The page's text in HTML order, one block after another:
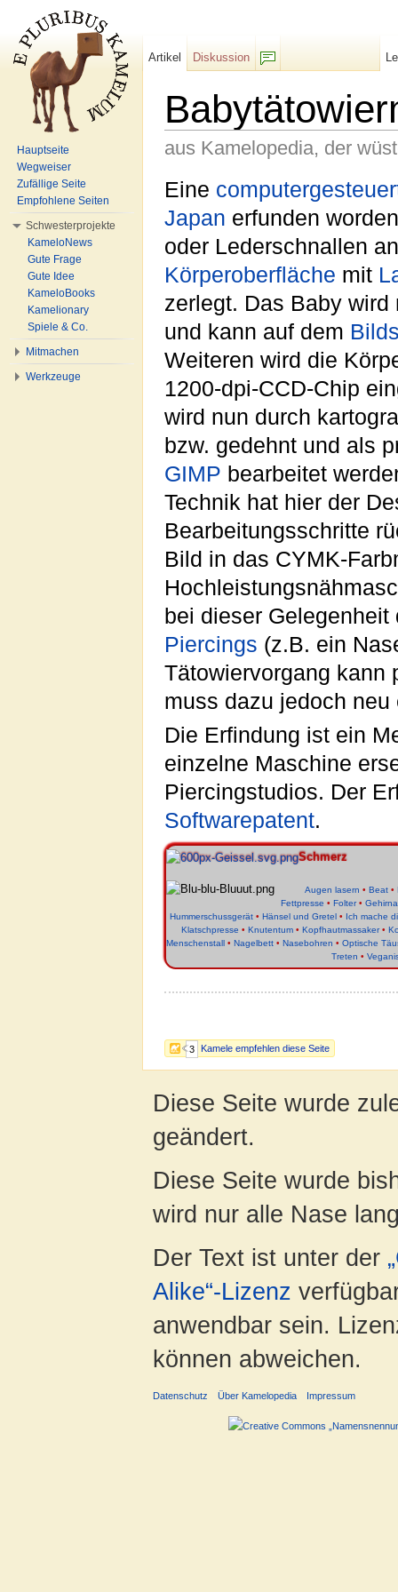
aus Kamelopedia, der
3 Kamele empfehlen diese Seite
Eine
Japan erfunden
oder Lederschnallen
Körperoberfläche mit
zerlegt. Das Baby
und kann auf dem
Weiteren wird die
1200-dpi-CCD-Chip
wird nun durch
bzw. gedehnt und als
GIMP bearbeitet
Technik hat hier der
Bearbeitungsschritte
Bild in das CYMK-
bei dieser
Piercings (z.B. ein
Tätowiervorgang kann
muss dazu jedoch
Die Erfindung ist ein
einzelne Maschine
Piercingstudios. Der
Softwarepatent.
Schmerz
Augen lasern • Beat •
Fettpresse • Folter•
Hummerschussgerät• Hänsel und Gretel• Ich mache
Klatschpresse • Knutentum • Kopfhautmassaker•
Menschenstall • Nagelbett • Nasebohren • Optische
Treten •
Artikel
Diskussion
Hauptseite
Wegweiser
Zufällige Seite
Empfohlene Seiten
Schwesterprojekte
KameloNews
Gute Frage
Gute Idee
KameloBooks
Kamelionary
Spiele & Co.
Mitmachen
Werkzeuge
Diese Seite wurde
geändert.
Diese Seite wurde
wird nur alle Nase
Der Text ist unter der
Alike“-Lizenz
anwendbar sein.
können abweichen.
Datenschutz Über Kamelopedia Impressum